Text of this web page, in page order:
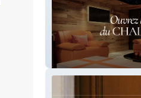
Chalet Jade